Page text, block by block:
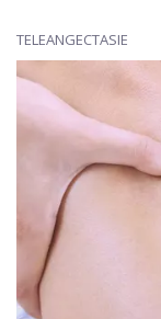
TELEANGECTASIE